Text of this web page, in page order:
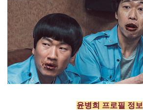
윤병희 프로필 정보